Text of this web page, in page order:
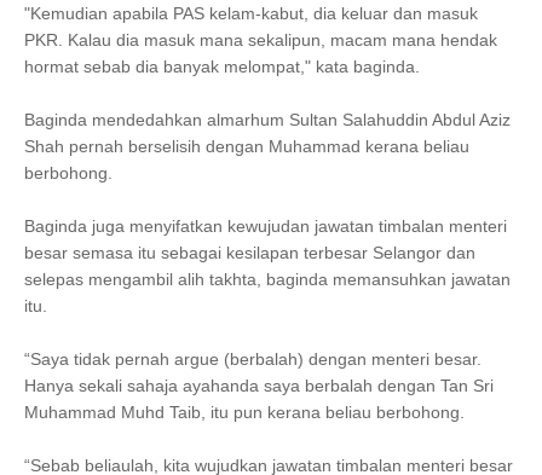
"Kemudian apabila PAS kelam-kabut, dia keluar dan masuk
PKR. Kalau dia masuk mana sekalipun, macam mana hendak
hormat sebab dia banyak melompat," kata baginda.
Baginda mendedahkan almarhum Sultan Salahuddin Abdul Aziz
Shah pernah berselisih dengan Muhammad kerana beliau
berbohong.
Baginda juga menyifatkan kewujudan jawatan timbalan menteri
besar semasa itu sebagai kesilapan terbesar Selangor dan
selepas mengambil alih takhta, baginda memansuhkan jawatan
itu.
“Saya tidak pernah argue (berbalah) dengan menteri besar.
Hanya sekali sahaja ayahanda saya berbalah dengan Tan Sri
Muhammad Muhd Taib, itu pun kerana beliau berbohong.
“Sebab beliaulah, kita wujudkan jawatan timbalan menteri besar